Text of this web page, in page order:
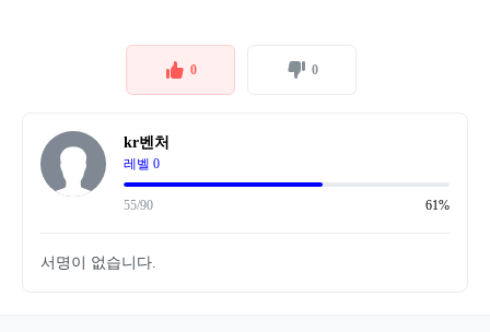
0 0
kr벤처
레벨 0
55/90 61%
서명이 없습니다.